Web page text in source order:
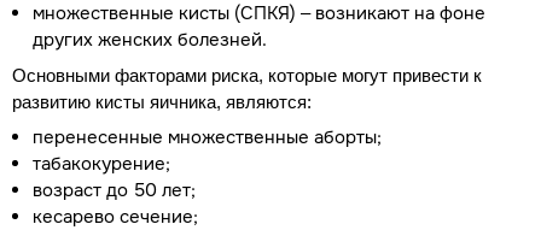
множественные кисты (СПКЯ) – возникают на фоне
других женских болезней.
Основными факторами риска, которые могут привести к
развитию кисты яичника, являются:
перенесенные множественные аборты;
табакокурение;
возраст до 50 лет;
кесарево сечение;